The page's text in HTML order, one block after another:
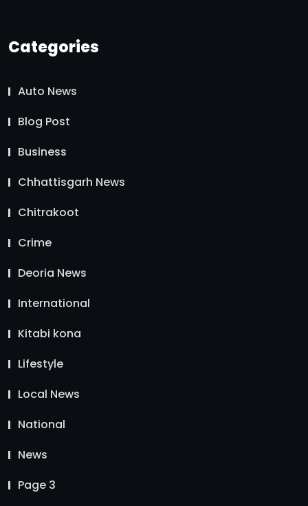
Categories
Auto News
Blog Post
Business
Chhattisgarh News
Chitrakoot
Crime
Deoria News
International
Kitabi kona
Lifestyle
Local News
National
News
Page 3